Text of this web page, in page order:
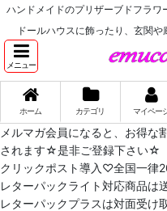
ハンドメイドのプリザーブドフラワ
ドールハウスに飾ったり、玄関
メニュー
ホーム カテゴリ マイペー
メルマガ会員になると、お得な
されます☆是非ご登録下さい☆
クリックポスト導入♡全国一律
レターパックライト対応商品
レターパックプラスは対面受